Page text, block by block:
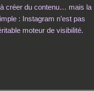
créer du contenu… mais la
: Instagram n’est pas
moteur de visibilité.